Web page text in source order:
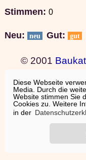
Diese Webseite
Media. Durch die
Website stimmen Sie
Cookies zu. Weitere
in der
Stimmen: 0
Neu: neu Gut: gut
© 2001